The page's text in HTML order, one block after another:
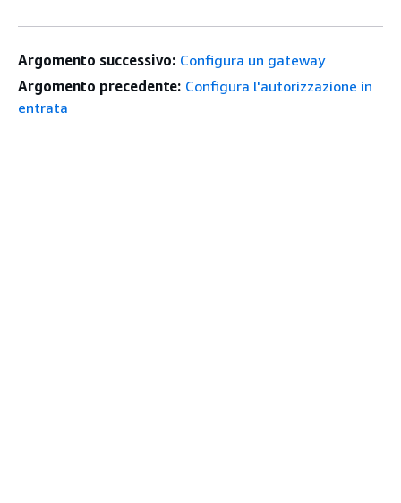
Argomento successivo: Configura un gateway
Argomento precedente: Configura l'autorizzazione in
entrata